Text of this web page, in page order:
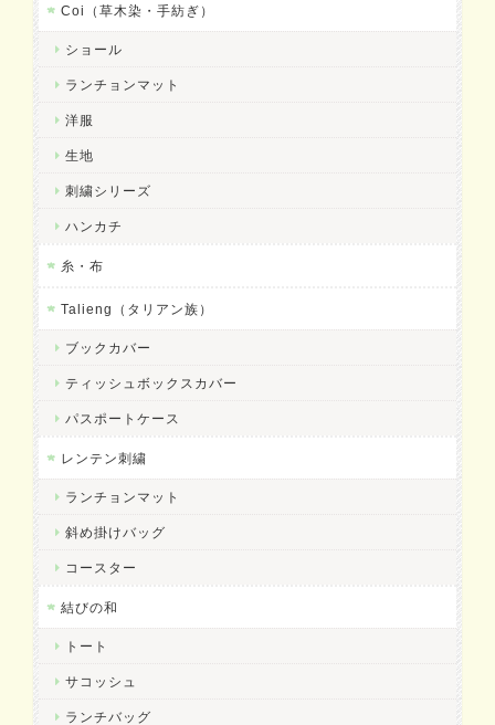
Coi（草木染・手紡ぎ）
ショール
ランチョンマット
洋服
生地
刺繍シリーズ
ハンカチ
糸・布
Talieng（タリアン族）
ブックカバー
ティッシュボックスカバー
パスポートケース
レンテン刺繍
ランチョンマット
斜め掛けバッグ
コースター
結びの和
トート
サコッシュ
ランチバッグ